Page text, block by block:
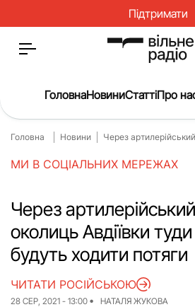
Підтримати
Головна
Про нас
Війна
Гроші
Інструкції
ЖКГ
ГоловнаНовиниСтаттіПро
Головна Новини Через
МИ В СОЦІАЛЬНИХ МЕРЕЖАХ
Через
околиць Авдіївки
будуть ходити потяги
28 СЕР, 2021 - 13:00 НАТАЛЯ ЖУКОВА
ЧИТАТИ РОСІЙСЬКОЮ